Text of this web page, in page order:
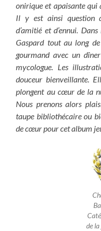
onirique et apaisante qui
Il y est ainsi question
d’amitié et d’ennui.
Gaspard tout au long
gourmand avec un
mycologue. Les
douceur bienveillante.
plongent au cœur de la
Nous prenons alors
taupe bibliothécaire ou
de cœur pour cet album
de